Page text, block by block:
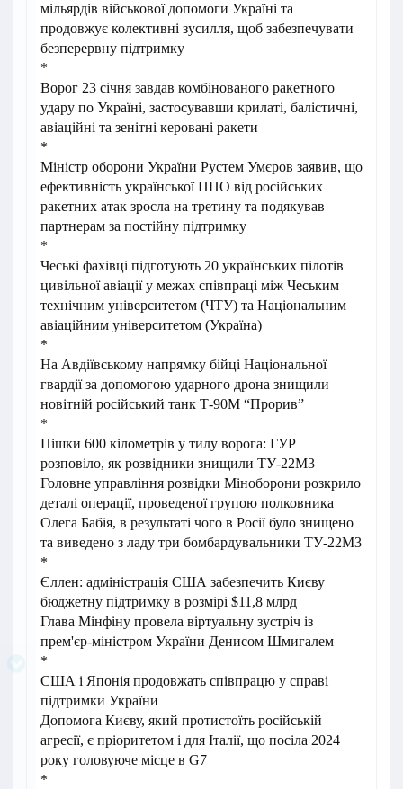
мільярдів військової допомоги Україні та
продовжує колективні зусилля, щоб забезпечувати
безперервну підтримку
*
Ворог 23 січня завдав комбінованого ракетного
удару по Україні, застосувавши крилаті, балістичні,
авіаційні та зенітні керовані ракети
*
Міністр оборони України Рустем Умєров заявив, що
ефективність української ППО від російських
ракетних атак зросла на третину та подякував
партнерам за постійну підтримку
*
Чеські фахівці підготують 20 українських пілотів
цивільної авіації у межах співпраці між Чеським
технічним університетом (ЧТУ) та Національним
авіаційним університетом (Україна)
*
На Авдіївському напрямку бійці Національної
гвардії за допомогою ударного дрона знищили
новітній російський танк Т-90М “Прорив”
*
Пішки 600 кілометрів у тилу ворога: ГУР
розповіло, як розвідники знищили ТУ-22М3
Головне управління розвідки Міноборони розкрило
деталі операції, проведеної групою полковника
Олега Бабія, в результаті чого в Росії було знищено
та виведено з ладу три бомбардувальники ТУ-22М3
*
Єллен: адміністрація США забезпечить Києву
бюджетну підтримку в розмірі $11,8 млрд
Глава Мінфіну провела віртуальну зустріч із
прем'єр-міністром України Денисом Шмигалем
*
США і Японія продовжать співпрацю у справі
підтримки України
Допомога Києву, який протистоїть російській
агресії, є пріоритетом і для Італії, що посіла 2024
року головуюче місце в G7
*